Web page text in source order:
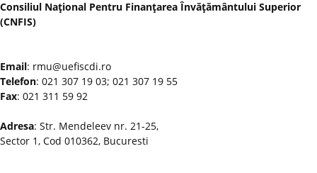
Consiliul Naţional Pentru Finanţarea Învăţământului Superior
(CNFIS)
Email: rmu@uefiscdi.ro
Telefon: 021 307 19 03; 021 307 19 55
Fax: 021 311 59 92
Adresa: Str. Mendeleev nr. 21-25,
Sector 1, Cod 010362, Bucuresti